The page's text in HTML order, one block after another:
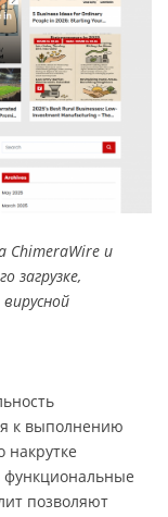
ChimeraWire и
загрузке,
к выполнению
накрутке
функциональные
позволяют